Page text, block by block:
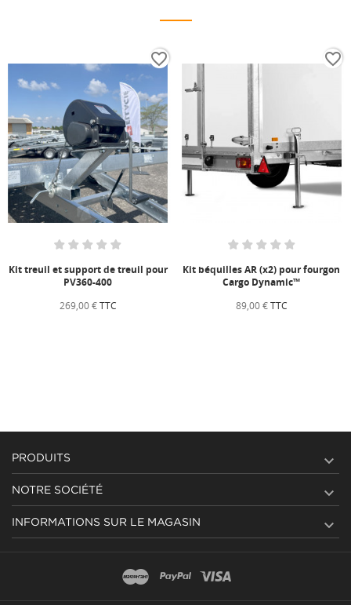
Kit treuil et support de treuil pour
PV360-400
269,00 €TTC
favorite_border
Kit béquilles AR (x2) pour fourgon
Cargo Dynamic™
89,00 €TTC
favorite_border
PRODUITS 
NOTRE SOCIÉTÉ 
INFORMATIONS SUR LE MAGASIN 